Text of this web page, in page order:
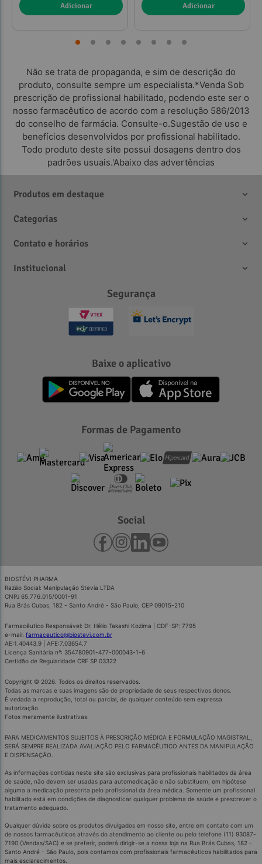
Adicionar Adicionar
Não se trata de propaganda, e sim de descrição do
produto, consulte sempre um especialista.*Venda Sob
prescrição de profissional habilitado, podendo este ser o
nosso farmacêutico de acordo com a resolução 586/2013
do conselho de farmácia. Consulte-o.Sugestão de uso e
benefícios desenvolvidos por profissional habilitado.
Todo produto deste site possui dosagens dentro dos
padrões usuais.'Abaixo das advertências
Produtos em destaque
Categorias
Contato e horários
Institucional
Segurança
Baixe o aplicativo
Formas de Pagamento
Social
BIOSTÉVI PHARMA
Razão Social: Manipulação Stevia LTDA
CNPJ 65.776.015/0001-91
Rua Brás Cubas, 182 - Santo André - São Paulo, CEP 09015-210
Farmacêutico Responsável: Dr. Hélio Takashi Kozima | CDF-SP: 7795
e-mail: farmaceutico@biostevi.com.br
AE:1.40443.9 | AFE:7.03654.7
Licença Sanitária nº: 354780901-477-000043-1-6
Certidão de Regularidade CRF SP 03322
Copyright © 2026. Todos os direitos reservados.
Todas as marcas e suas imagens são de propriedade de seus respectivos donos.
É vedada a reprodução, total ou parcial, de qualquer conteúdo sem expressa
autorização.
Fotos meramente ilustrativas.
PARA MEDICAMENTOS SUJEITOS À PRESCRIÇÃO MÉDICA E FORMULAÇÃO MAGISTRAL,
SERÁ SEMPRE REALIZADA AVALIAÇÃO PELO FARMACÊUTICO ANTES DA MANIPULAÇÃO
E DISPENSAÇÃO.
As informações contidas neste site são exclusivas para profissionais habilitados da área
de saúde, não devem ser usadas para automedicação e não substituem, em hipótese
alguma a medicação prescrita pelo profissional da área médica. Somente um profissional
habilitado está em condições de diagnosticar qualquer problema de saúde e prescrever o
tratamento adequado.
Qualquer dúvida sobre os produtos divulgados em nosso site, entre em contato com um
de nossos farmacêuticos através do atendimento ao cliente ou pelo telefone (11) 93087-
7190 (Vendas/SAC) e se preferir, poderá dirigir-se a nossa loja na Rua Brás Cubas, 182 -
Santo André - São Paulo, pois contamos com profissionais farmacêuticos habilitados para
mais esclarecimentos.